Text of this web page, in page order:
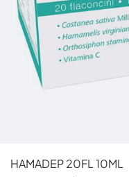
HAMADEP 20FL 10ML
all'inizio